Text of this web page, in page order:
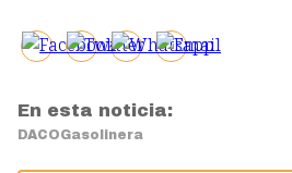
En esta noticia:
DACOGasolinera